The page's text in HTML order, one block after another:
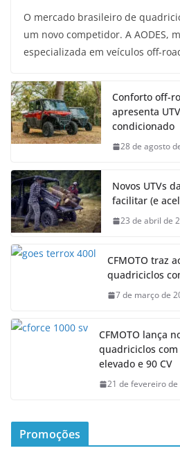
O mercado brasileiro de
um novo competidor. A AODES,
especializada em veículos off-
Conforto off-
apresenta
condicionado
28 de agosto
Novos UTVs
facilitar (e
23 de abril de
CFMOTO traz
quadriciclos
7 de março de
CFMOTO lança
quadriciclos
elevado e 90 CV
21 de fevereiro de
Promoções